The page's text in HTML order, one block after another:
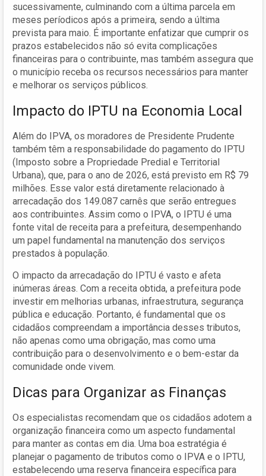
sucessivamente, culminando com a última parcela em
meses períodicos após a primeira, sendo a última
prevista para maio. É importante enfatizar que cumprir os
prazos estabelecidos não só evita complicações
financeiras para o contribuinte, mas também assegura que
o município receba os recursos necessários para manter
e melhorar os serviços públicos.
Impacto do IPTU na Economia Local
Além do IPVA, os moradores de Presidente Prudente
também têm a responsabilidade do pagamento do IPTU
(Imposto sobre a Propriedade Predial e Territorial
Urbana), que, para o ano de 2026, está previsto em R$ 79
milhões. Esse valor está diretamente relacionado à
arrecadação dos 149.087 carnês que serão entregues
aos contribuintes. Assim como o IPVA, o IPTU é uma
fonte vital de receita para a prefeitura, desempenhando
um papel fundamental na manutenção dos serviços
prestados à população.
O impacto da arrecadação do IPTU é vasto e afeta
inúmeras áreas. Com a receita obtida, a prefeitura pode
investir em melhorias urbanas, infraestrutura, segurança
pública e educação. Portanto, é fundamental que os
cidadãos compreendam a importância desses tributos,
não apenas como uma obrigação, mas como uma
contribuição para o desenvolvimento e o bem-estar da
comunidade onde vivem.
Dicas para Organizar as Finanças
Os especialistas recomendam que os cidadãos adotem a
organização financeira como um aspecto fundamental
para manter as contas em dia. Uma boa estratégia é
planejar o pagamento de tributos como o IPVA e o IPTU,
estabelecendo uma reserva financeira específica para